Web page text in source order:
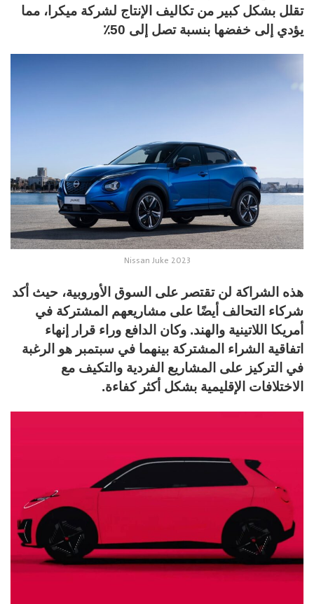
تقلل بشكل كبير من تكاليف الإنتاج لشركة ميكرا، مما
يؤدي إلى خفضها بنسبة تصل إلى 50٪
Nissan Juke 2023
هذه الشراكة لن تقتصر على السوق الأوروبية، حيث أكد
شركاء التحالف أيضًا على مشاريعهم المشتركة في
أمريكا اللاتينية والهند. وكان الدافع وراء قرار إنهاء
اتفاقية الشراء المشتركة بينهما في سبتمبر هو الرغبة
في التركيز على المشاريع الفردية والتكيف مع
الاختلافات الإقليمية بشكل أكثر كفاءة.